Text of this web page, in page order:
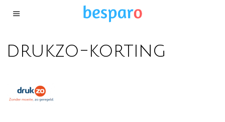
drukzo-korting